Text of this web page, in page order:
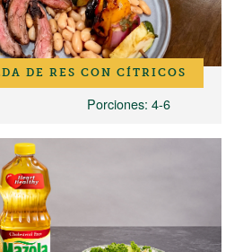
DE RES CON CÍTRICOS
Porciones: 4-6